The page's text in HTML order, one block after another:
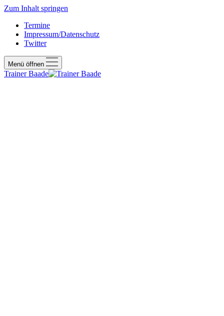
Zum Inhalt springen
Termine
Impressum/Datenschutz
Twitter
Menü öffnen
Trainer Baade